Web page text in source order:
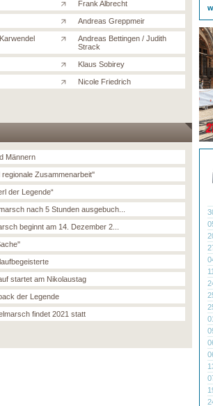
Frank Albrecht
Andreas Greppmeir
Andreas Bettingen / Judith
Strack
Klaus Sobirey
Nicole Friedrich
Männern
Zusammenarbeit''
der Legende“
nach 5 Stunden ausgebuch...
beginnt am 14. Dezember 2...
startet am Nikolaustag
der Legende
findet 2021 statt